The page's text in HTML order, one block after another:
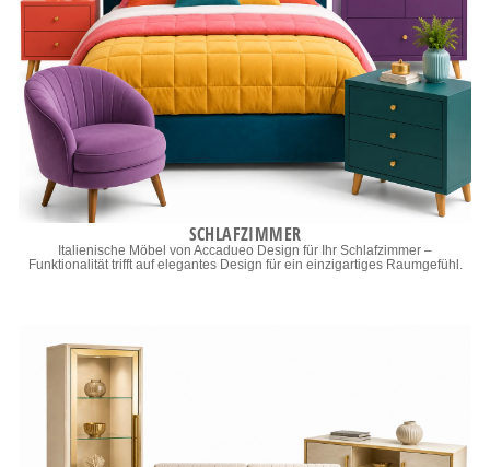
SCHLAFZIMMER
Italienische Möbel von Accadueo Design für Ihr Schlafzimmer –
Funktionalität trifft auf elegantes Design für ein einzigartiges Raumgefühl.